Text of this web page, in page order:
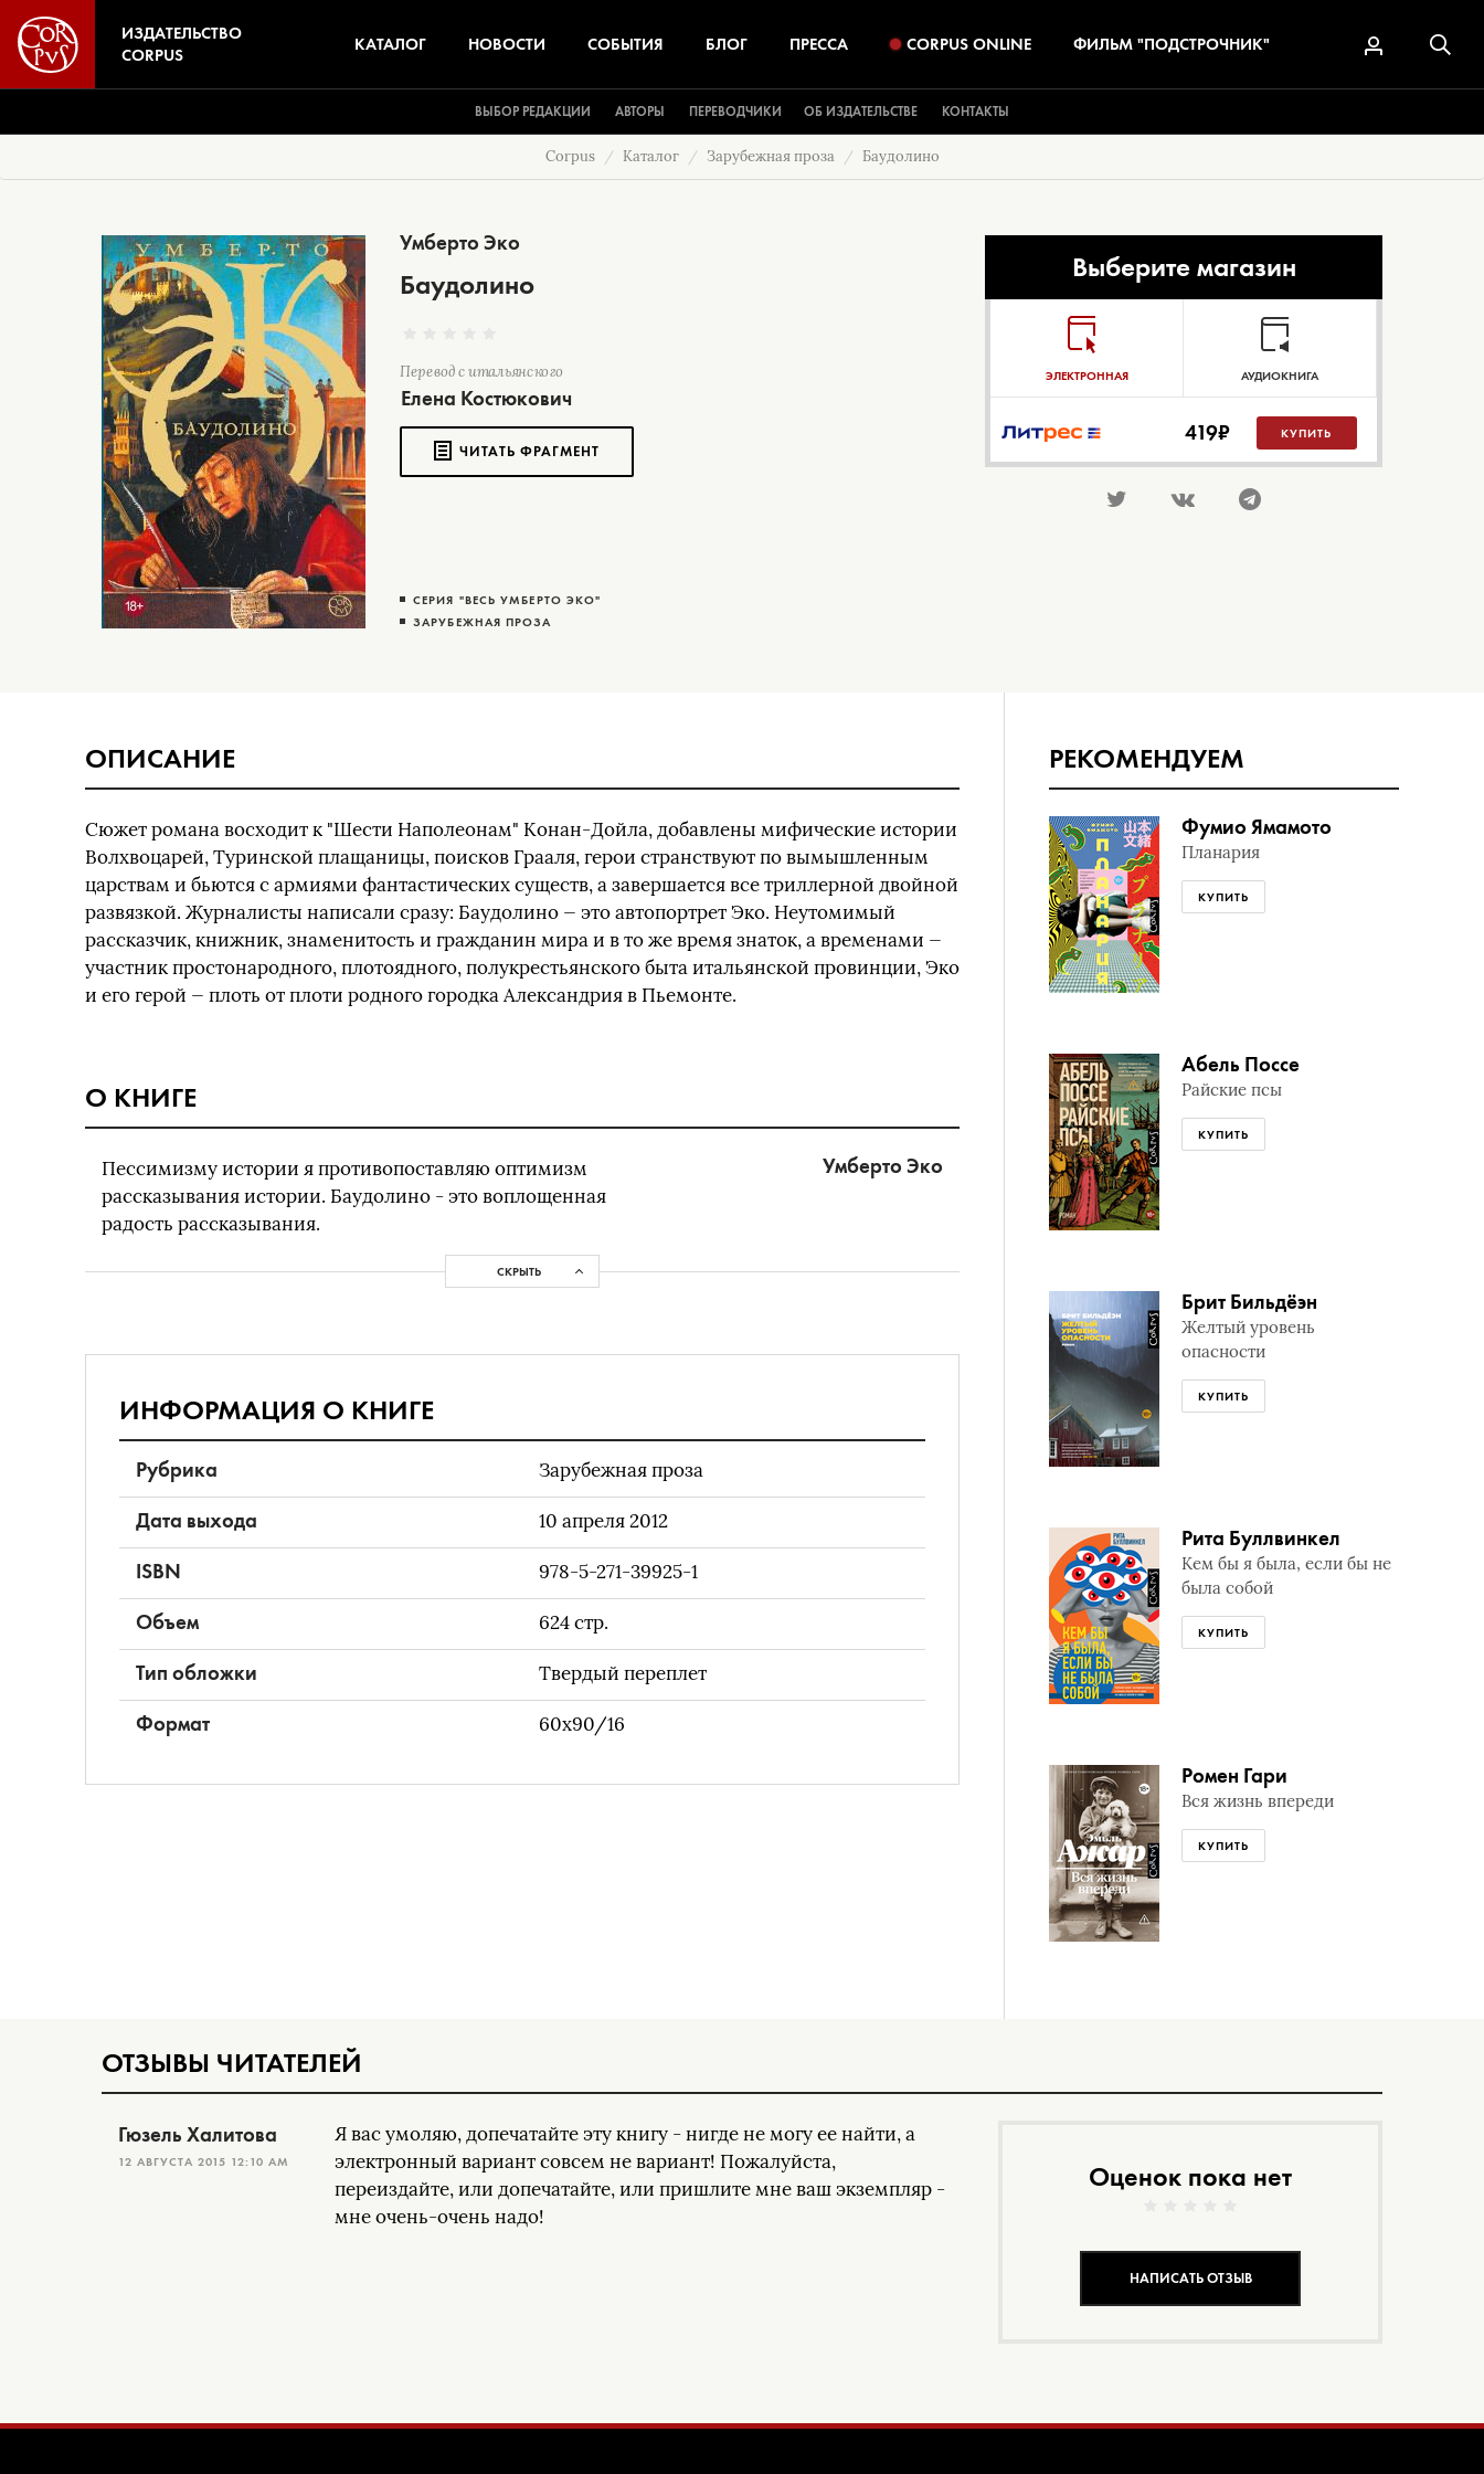
ИЗДАТЕЛЬСТВО
CORPUS
КАТАЛОГ НОВОСТИ СОБЫТИЯ БЛОГ ПРЕССА CORPUS ONLINE ФИЛЬМ "ПОДСТРОЧНИК"
ВЫБОР РЕДАКЦИИ АВТОРЫ ПЕРЕВОДЧИКИ ОБ ИЗДАТЕЛЬСТВЕ КОНТАКТЫ
Corpus Каталог Зарубежная проза Баудолино
Умберто Эко
Баудолино
Перевод с итальянского
Елена Костюкович
ЧИТАТЬ ФРАГМЕНТ
СЕРИЯ "ВЕСЬ УМБЕРТО ЭКО"
ЗАРУБЕЖНАЯ ПРОЗА
Выберите магазин
ЭЛЕКТРОННАЯ АУДИОКНИГА
419₽ КУПИТЬ
РЕКОМЕНДУЕМ
Фумио Ямамото
Планария
КУПИТЬ
Абель Поссе
Райские псы
КУПИТЬ
Брит Бильдёэн
Желтый уровень
опасности
КУПИТЬ
Рита Буллвинкел
Кем бы я была, если бы не
была собой
КУПИТЬ
Ромен Гари
Вся жизнь впереди
КУПИТЬ
ОПИСАНИЕ
Сюжет романа восходит к "Шести Наполеонам" Конан-Дойла, добавлены мифические истории
Волхвоцарей, Туринской плащаницы, поисков Грааля, герои странствуют по вымышленным
царствам и бьются с армиями фантастических существ, а завершается все триллерной двойной
развязкой. Журналисты написали сразу: Баудолино — это автопортрет Эко. Неутомимый
рассказчик, книжник, знаменитость и гражданин мира и в то же время знаток, а временами —
участник простонародного, плотоядного, полукрестьянского быта итальянской провинции, Эко
и его герой — плоть от плоти родного городка Александрия в Пьемонте.
О КНИГЕ
Пессимизму истории я противопоставляю оптимизм
рассказывания истории. Баудолино - это воплощенная
радость рассказывания.
Умберто Эко
СКРЫТЬ
ИНФОРМАЦИЯ О КНИГЕ
Рубрика Зарубежная проза
Дата выхода 10 апреля 2012
ISBN 978-5-271-39925-1
Объем 624стр.
Тип обложки Твердый переплет
Формат 60x90/16
ОТЗЫВЫ ЧИТАТЕЛЕЙ
Я вас умоляю, допечатайте эту книгу - нигде не могу ее найти, а
электронный вариант совсем не вариант! Пожалуйста,
переиздайте, или допечатайте, или пришлите мне ваш экземпляр -
мне очень-очень надо!
Гюзель Халитова
12 АВГУСТА 2015 12:10 AM Оценок пока нет
НАПИСАТЬ ОТЗЫВ